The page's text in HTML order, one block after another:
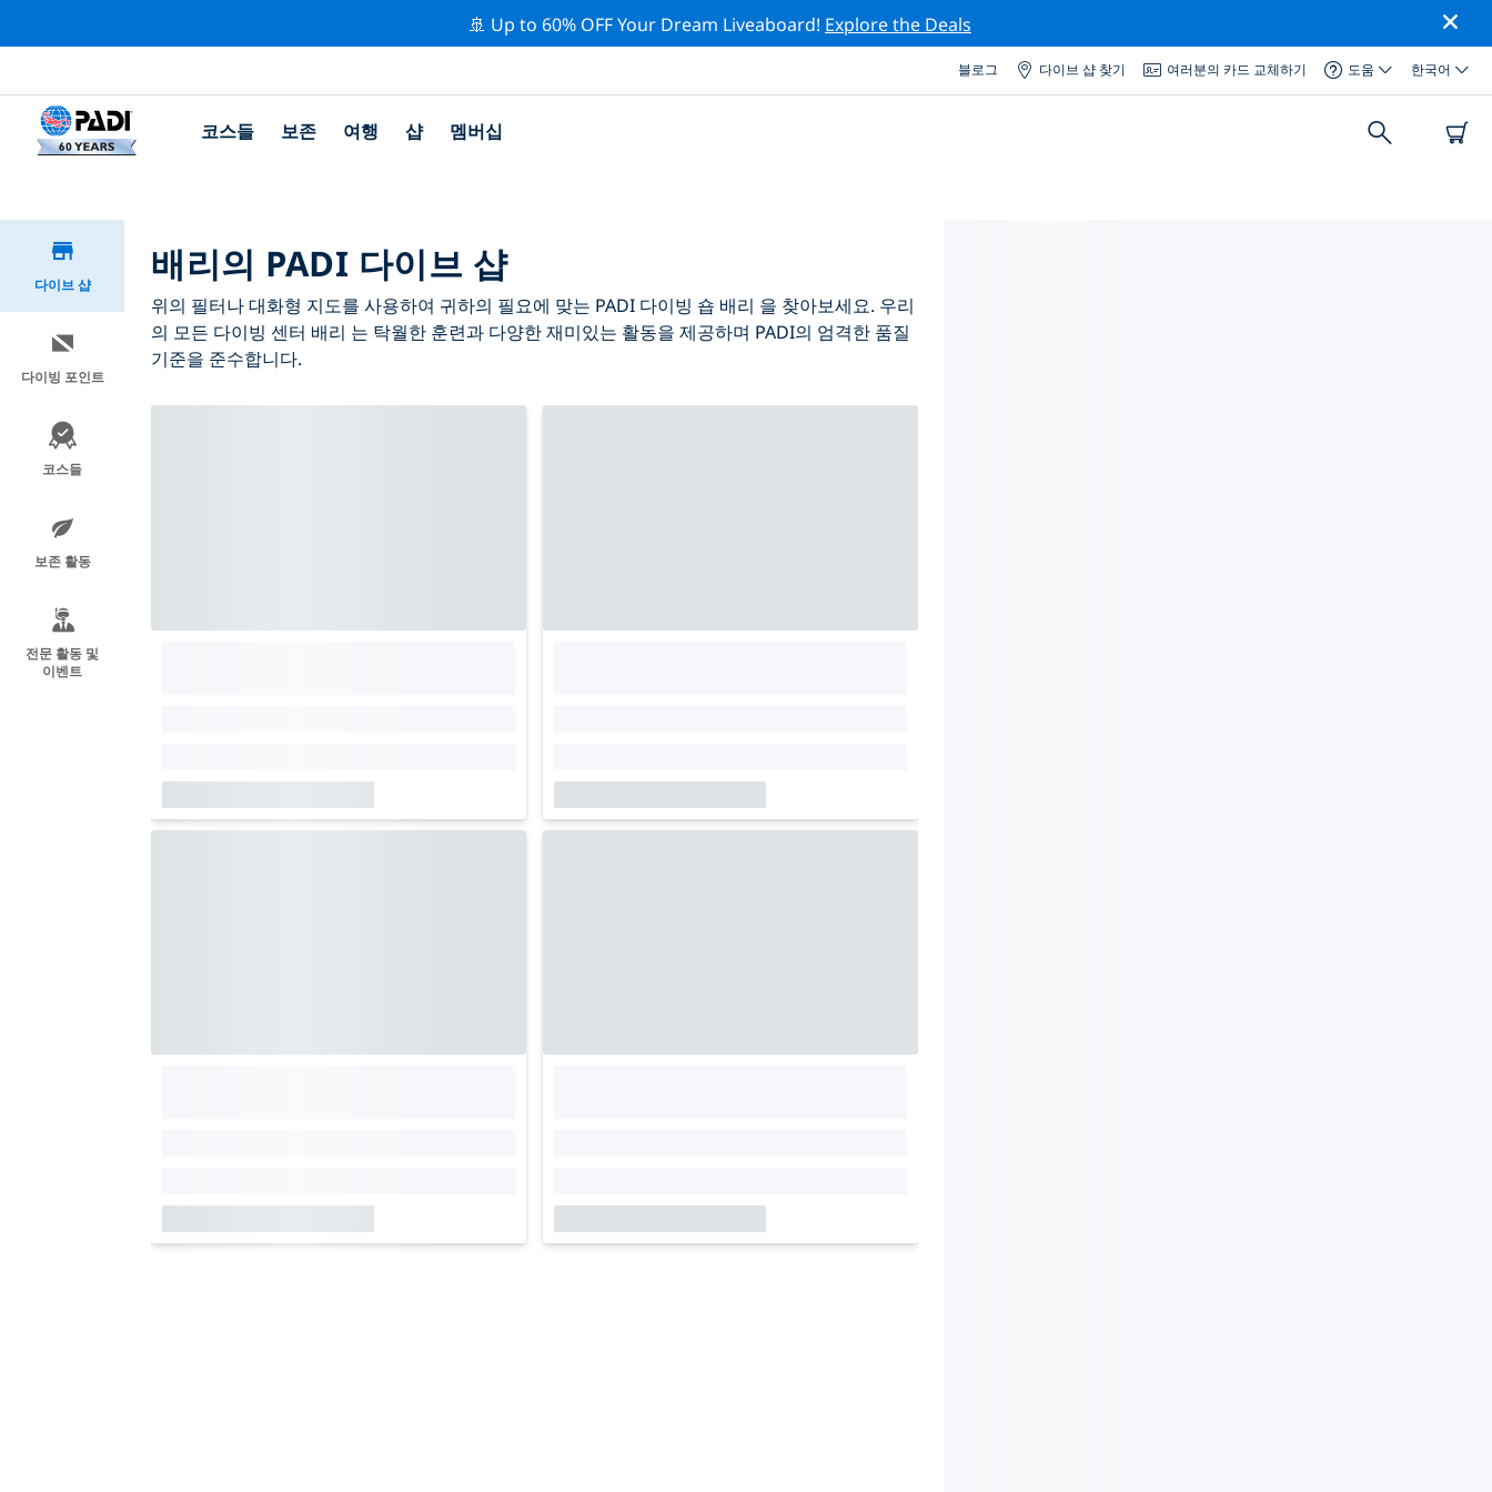
🚢 Up to 60% OFF Your Dream Liveaboard! Explore the Deals
블로그 다이브 샵 찾기 여러분의 카드 교체하기 도움 한국어
코스들 보존 여행 샵 멤버십
다이브 샵
다이빙 포인트
코스들
보존 활동
전문 활동 및
이벤트
배리의 PADI 다이브 샵
위의 필터나 대화형 지도를 사용하여 귀하의 필요에 맞는 PADI 다이빙 숍 배리 을 찾아보세요. 우리
의 모든 다이빙 센터 배리 는 탁월한 훈련과 다양한 재미있는 활동을 제공하며 PADI의 엄격한 품질
기준을 준수합니다.